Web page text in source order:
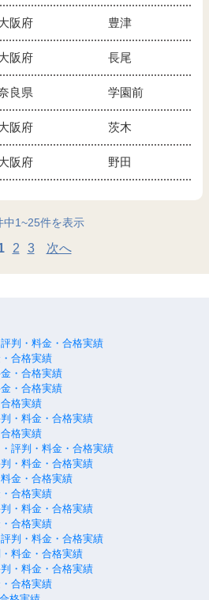
阪府 豊津
阪府 長尾
良県 学園前
阪府 茨木
阪府 野田
中1~25件を表示
2 3 次へ
判・料金・合格実績
合格実績
・合格実績
・合格実績
格実績
・料金・合格実績
格実績
評判・料金・合格実績
・料金・合格実績
金・合格実績
合格実績
・料金・合格実績
合格実績
判・料金・合格実績
料金・合格実績
・料金・合格実績
合格実績